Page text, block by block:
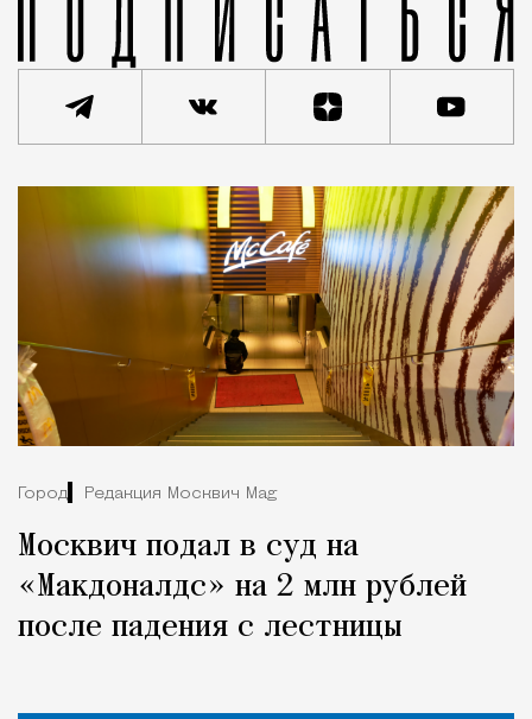
Город Редакция Москвич Mag
Москвич подал в суд на
«Макдоналдс» на 2 млн рублей
после падения с лестницы